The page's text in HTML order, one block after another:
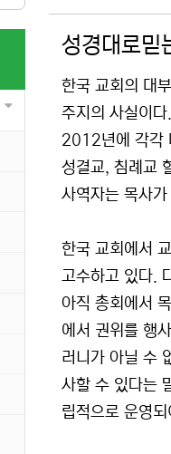
성경대로믿
한국 교회의 대
주지의 사실이
2012년에 각각
성결교, 침례교
사역자는 목사
한국 교회에서
고수하고 있다.
아직 총회에서
에서 권위를 행
러니가 아닐 수
사할 수 있다는
립적으로 운영